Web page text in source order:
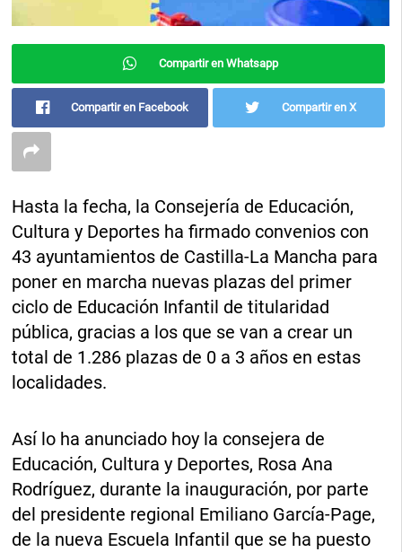
Compartir en Whatsapp
Compartir en Facebook Compartir en X
Hasta la fecha, la Consejería de Educación,
Cultura y Deportes ha firmado convenios con
43 ayuntamientos de Castilla-La Mancha para
poner en marcha nuevas plazas del primer
ciclo de Educación Infantil de titularidad
pública, gracias a los que se van a crear un
total de 1.286 plazas de 0 a 3 años en estas
localidades.
Así lo ha anunciado hoy la consejera de
Educación, Cultura y Deportes, Rosa Ana
Rodríguez, durante la inauguración, por parte
del presidente regional Emiliano García-Page,
de la nueva Escuela Infantil que se ha puesto